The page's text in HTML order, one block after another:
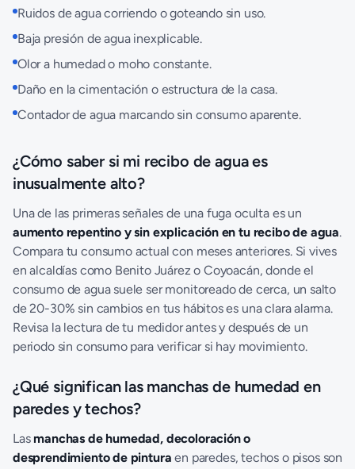
Ruidos de agua corriendo o goteando sin uso.
Baja presión de agua inexplicable.
Olor a humedad o moho constante.
Daño en la cimentación o estructura de la casa.
Contador de agua marcando sin consumo aparente.
¿Cómo saber si mi recibo de agua es
inusualmente alto?
Una de las primeras señales de una fuga oculta es un
aumento repentino y sin explicación en tu recibo de agua.
Compara tu consumo actual con meses anteriores. Si vives
en alcaldías como Benito Juárez o Coyoacán, donde el
consumo de agua suele ser monitoreado de cerca, un salto
de 20-30% sin cambios en tus hábitos es una clara alarma.
Revisa la lectura de tu medidor antes y después de un
periodo sin consumo para verificar si hay movimiento.
¿Qué significan las manchas de humedad en
paredes y techos?
Las manchas de humedad, decoloración o
desprendimiento de pintura en paredes, techos o pisos son